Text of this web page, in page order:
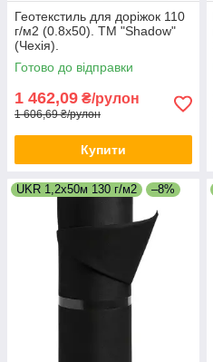
Геотекстиль для доріжок 110
г/м2 (0.8х50). ТМ "Shadow"
(Чехія).
Готово до відправки
1 462,09 ₴/рулон
1 606,69 ₴/рулон
Купити
UKR 1,2х50м 130 г/м2 –8%